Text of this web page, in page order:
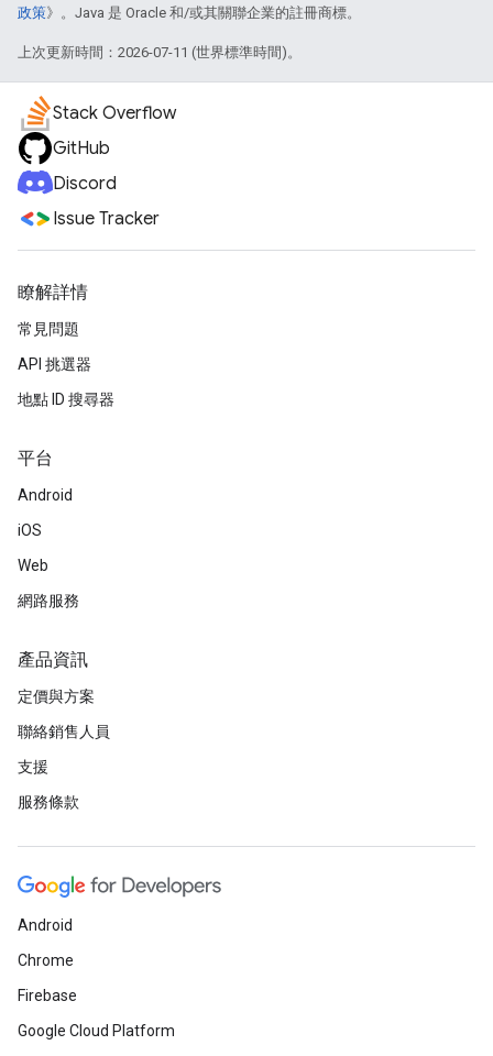
政策》。Java 是 Oracle 和/或其關聯企業的註冊商標。
上次更新時間：2026-07-11 (世界標準時間)。
Stack Overflow
GitHub
Discord
Issue Tracker
瞭解詳情
常見問題
API 挑選器
地點 ID 搜尋器
平台
Android
iOS
Web
網路服務
產品資訊
定價與方案
聯絡銷售人員
支援
服務條款
Android
Chrome
Firebase
Google Cloud Platform